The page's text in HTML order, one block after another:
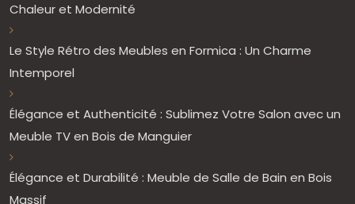
Chaleur et Modernité
Le Style Rétro des Meubles en Formica : Un Charme
Intemporel
Élégance et Authenticité : Sublimez Votre Salon avec un
Meuble TV en Bois de Manguier
Élégance et Durabilité : Meuble de Salle de Bain en Bois
Massif